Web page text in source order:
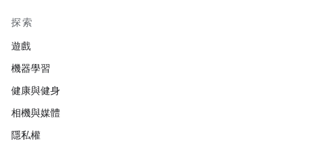
探索
遊戲
機器學習
健康與健身
相機與媒體
隱私權